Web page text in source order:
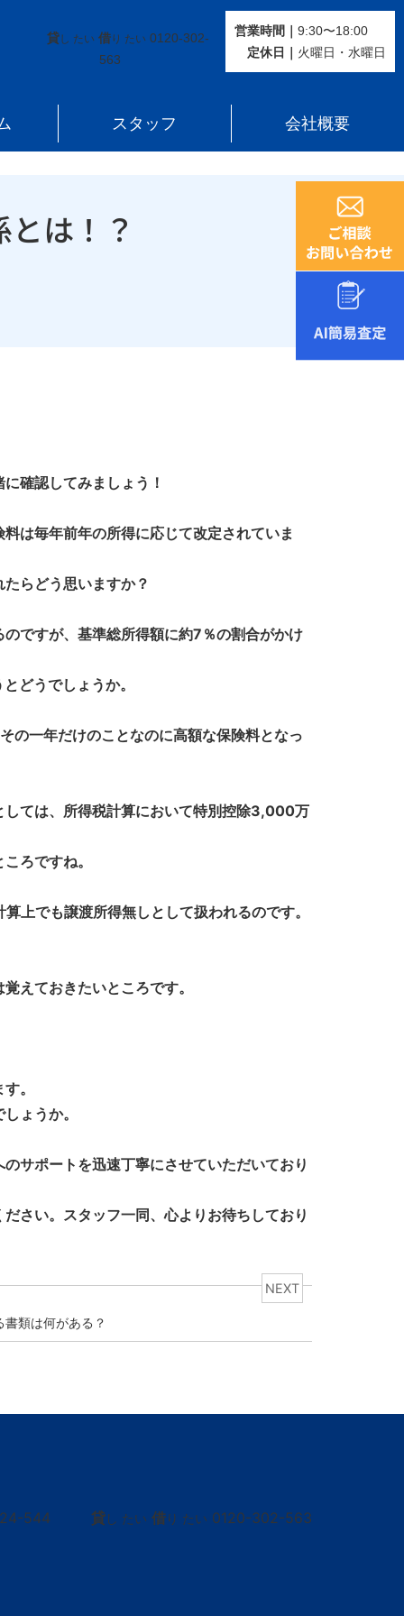
貸し たい 借り たい 0120-302-
563
営業時間｜ 9:30〜18:00
定休⽇｜ 火曜⽇・水曜⽇
スタッフ 会社概要
は！？
確認してみましょう！
は毎年前年の所得に応じて改定されていま
らどう思いますか？
ですが、基準総所得額に約7％の割合がかけ
どうでしょうか。
の一年だけのことなのに高額な保険料となっ
ては、所得税計算において特別控除3,000万
ろですね。
上でも譲渡所得無しとして扱われるのです。
えておきたいところです。
。
ょうか。
サポートを迅速丁寧にさせていただいており
さい。スタッフ一同、心よりお待ちしており
NEXT
類は何がある？
544 貸し たい 借り たい 0120-302-563